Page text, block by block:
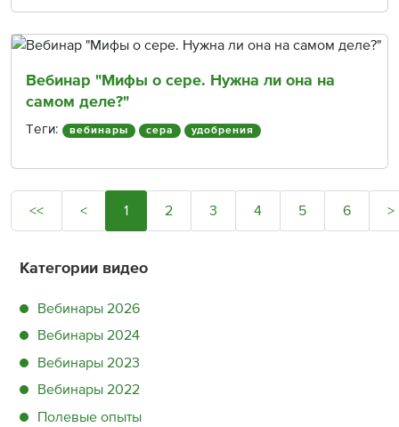
Вебинар "Мифы о сере. Нужна ли она на
самом деле?"
Теги: вебинары сера удобрения
<< < 1 2 3 4 5 6 >
Категории видео
Вебинары 2026
Вебинары 2024
Вебинары 2023
Вебинары 2022
Полевые опыты